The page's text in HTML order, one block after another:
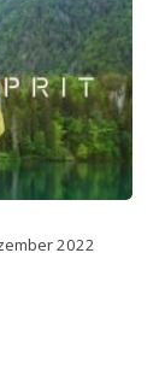
2022